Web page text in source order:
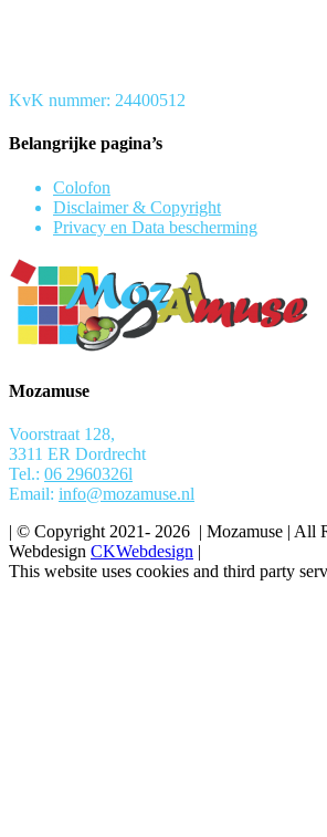
KvK nummer: 24400512
Belangrijke pagina’s
Colofon
Disclaimer & Copyright
Privacy en Data bescherming
Mozamuse
Voorstraat 128,
3311 ER Dordrecht
Tel.: 06 2960326l
Email: info@mozamuse.nl
| © Copyright 2021- 2026 | Mozamuse | All
Webdesign CKWebdesign |
This website uses cookies and third party